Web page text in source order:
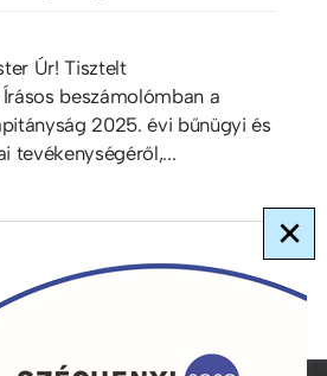
Úr! Tisztelt
beszámolómban a
2025. évi bűnügyi és
tevékenységéről,...
×